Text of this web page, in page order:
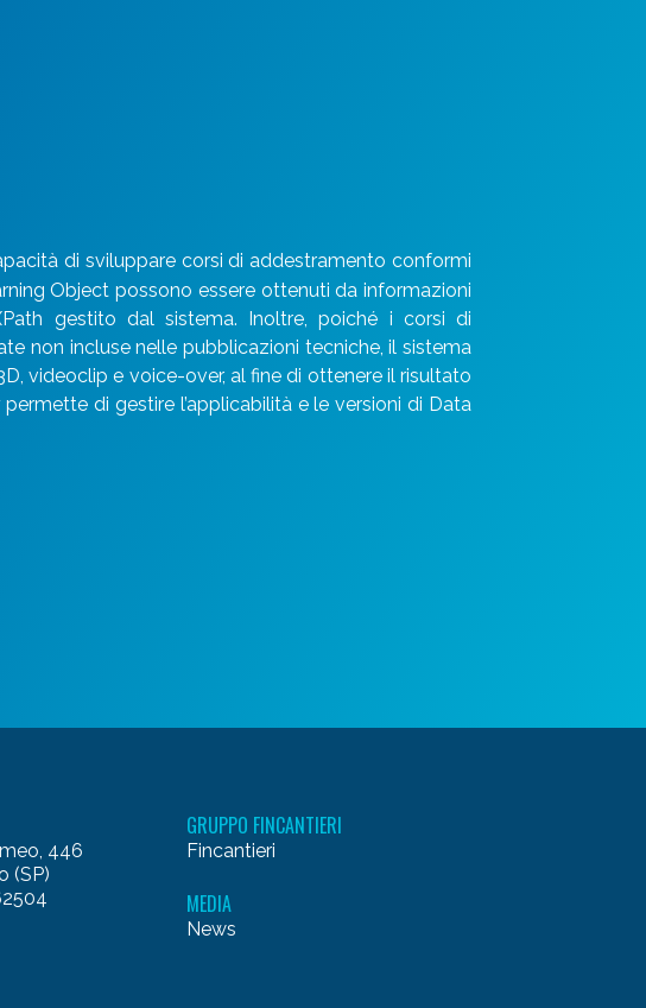
di sviluppare corsi di addestramento conformi
Object possono essere ottenuti da informazioni
gestito dal sistema. Inoltre, poiché i corsi di
non incluse nelle pubblicazioni tecniche, il sistema
videoclip e voice-over, al fine di ottenere il risultato
permette di gestire l’applicabilità e le versioni di Data
446
(SP)
GRUPPO FINCANTIERI
Fincantieri
MEDIA
News